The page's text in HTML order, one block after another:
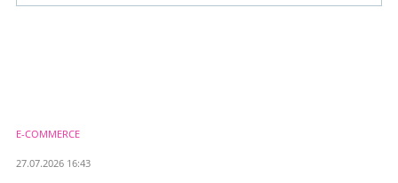
E-COMMERCE
27.07.2026 16:43